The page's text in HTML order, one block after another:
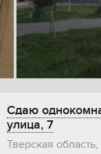
Сдаю
улица, 7
Тверская